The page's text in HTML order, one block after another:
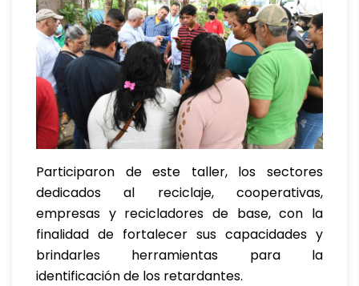
Participaron de este taller, los sectores
dedicados al reciclaje, cooperativas,
empresas y recicladores de base, con la
finalidad de fortalecer sus capacidades y
brindarles herramientas para la
identificación de los retardantes.